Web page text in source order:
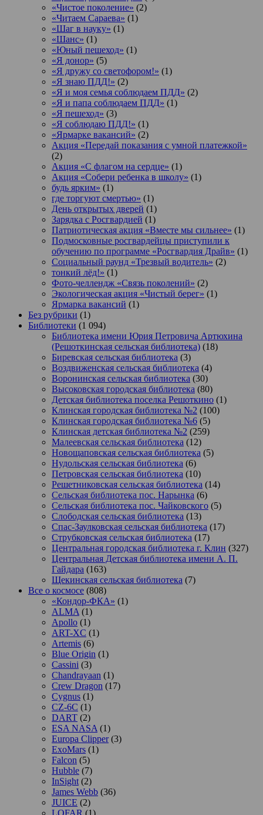
«Чистое поколение» (2)
«Читаем Сараева» (1)
«Шаг в науку» (1)
«Шанс» (1)
«Юный пешеход» (1)
«Я донор» (5)
«Я дружу со светофором!» (1)
«Я знаю ПДД!» (2)
«Я и моя семья соблюдаем ПДД» (2)
«Я и папа соблюдаем ПДД» (1)
«Я пешеход» (3)
«Я соблюдаю ПДД!» (1)
«Ярмарке вакансий» (2)
Акция «Передай показания с умной платежкой»
(2)
Акция «С флагом на сердце» (1)
Акция «Собери ребенка в школу» (1)
будь ярким» (1)
где торгуют смертью» (1)
День открытых дверей (1)
Зарядка с Росгвардией (1)
Патриотическая акция «Вместе мы сильнее» (1)
Подмосковные росгвардейцы приступили к
обучению по программе «Росгвардия Драйв» (1)
Социальный раунд «Трезвый водитель» (2)
тонкий лёд!» (1)
Фото-челлендж «Связь поколений» (2)
Экологическая акция «Чистый берег» (1)
Ярмарка вакансий (1)
Без рубрики (1)
Библиотеки (1 094)
Библиотека имени Юрия Петровича Артюхина
(Решоткинская сельская библиотека) (18)
Биревская сельская библиотека (3)
Воздвиженская сельская библиотека (4)
Воронинская сельская библиотека (30)
Высоковская городская библиотека (80)
Детская библиотека поселка Решоткино (1)
Клинская городская библиотека №2 (100)
Клинская городская библиотека №6 (5)
Клинская детская библиотека №2 (259)
Малеевская сельская библиотека (12)
Новощаповская сельская библиотека (5)
Нудольская сельская библиотека (6)
Петровская сельская библиотека (10)
Решетниковская сельская библиотека (14)
Сельская библиотека пос. Нарынка (6)
Сельская библиотека пос. Чайковского (5)
Слободская сельская библиотека (13)
Спас-Заулковская сельская библиотека (17)
Струбковская сельская библиотека (17)
Центральная городская библиотека г. Клин (327)
Центральная Детская библиотека имени А. П.
Гайдара (163)
Щекинская сельская библиотека (7)
Все о космосе (808)
«Кондор-ФКА» (1)
ALMA (1)
Apollo (1)
ART-XC (1)
Artemis (6)
Blue Origin (1)
Cassini (3)
Chandrayaan (1)
Crew Dragon (17)
Cygnus (1)
CZ-6C (1)
DART (2)
ESA NASA (1)
Europa Clipper(3)
ExoMars (1)
Falcon (5)
Hubble (7)
InSight (2)
James Webb (36)
JUICE (2)
LOFAR (1)